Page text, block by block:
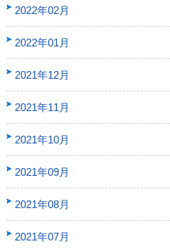
2022年02月
2022年01月
2021年12月
2021年11月
2021年10月
2021年09月
2021年08月
2021年07月